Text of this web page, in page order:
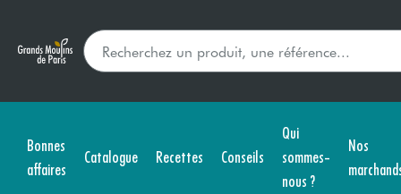
Bonnes
affaires
Catalogue Recettes Conseils
Qui
sommes-
nous ?
Nos